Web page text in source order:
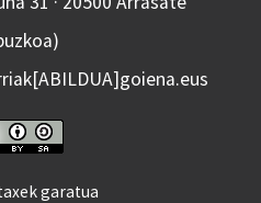
garatua